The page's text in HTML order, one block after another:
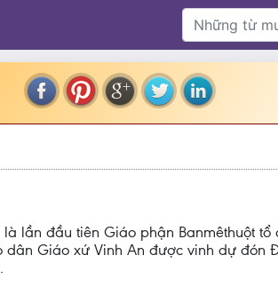
lần đầu tiên Giáo phận Banmêthuột tổ
Giáo xứ Vinh An được vinh dự đón